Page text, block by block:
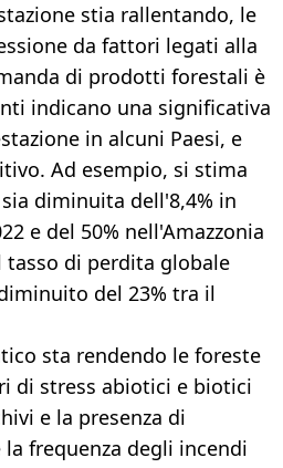
stia rallentando, le
da fattori legati alla
di prodotti forestali è
indicano una significativa
in alcuni Paesi, e
Ad esempio, si stima
diminuita dell'8,4% in
e del 50% nell'Amazzonia
tasso di perdita globale
del 23% tra il
sta rendendo le foreste
di stress abiotici e biotici
e la presenza di
frequenza degli incendi